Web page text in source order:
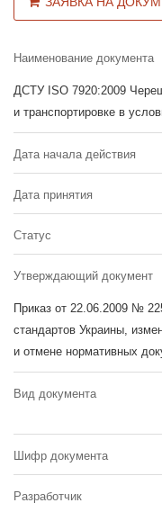
Наименование документа
ДСТУ ISO 7920:2009
и транспортировке в
Дата начала действия
Дата принятия
Статус
Утверждающий документ
Приказ от 22.06.2009 №
стандартов Украины,
и отмене нормативных
Вид документа
Шифр документа
Разработчик